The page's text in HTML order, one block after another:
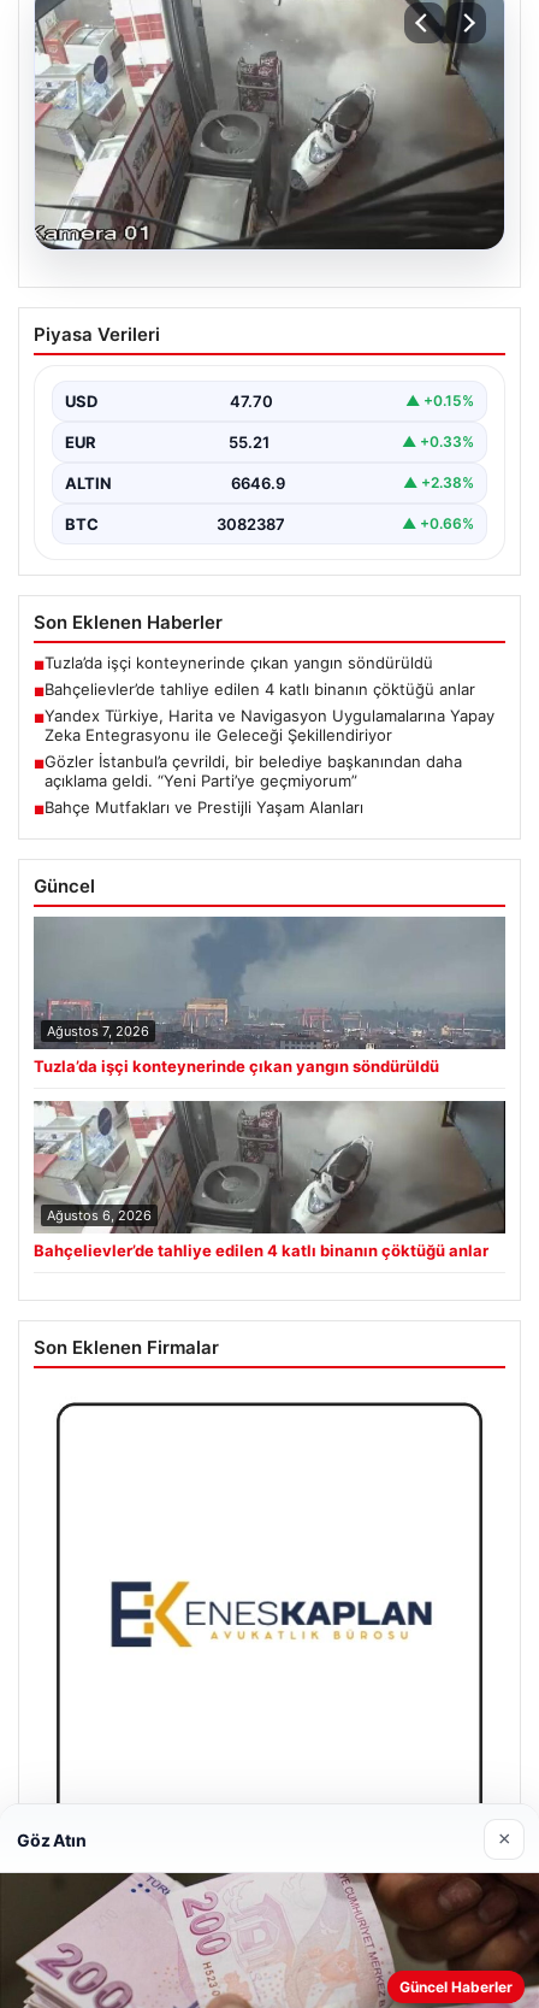
Bahçelievler’de tahliye edilen 4 katlı
binanın çöktüğü anlar
Detayları ve Güvenlik Önlemleri”, “content”: “
İstanbul’un…
Piyasa Verileri
USD 47.70 ▲ +0.15%
EUR 55.21 ▲ +0.33%
ALTIN 6646.9 ▲ +2.38%
BTC 3082387 ▲ +0.66%
Son Eklenen Haberler
■Tuzla’da işçi konteynerinde çıkan yangın söndürüldü
■Bahçelievler’de tahliye edilen 4 katlı binanın çöktüğü anlar
■Yandex Türkiye, Harita ve Navigasyon Uygulamalarına Yapay
Zeka Entegrasyonu ile Geleceği Şekillendiriyor
■Gözler İstanbul’a çevrildi, bir belediye başkanından daha
açıklama geldi. “Yeni Parti’ye geçmiyorum”
■Bahçe Mutfakları ve Prestijli Yaşam Alanları
Güncel
Ağustos 7, 2026
Tuzla’da işçi konteynerinde çıkan yangın söndürüldü
Ağustos 6, 2026
Bahçelievler’de tahliye edilen 4 katlı binanın çöktüğü anlar
Son Eklenen Firmalar
Enes Kaplan Avukatlık Bürosu
Nisan 28, 2026
Web sitemizi nasıl kullandığınızı daha iyi anlayabilmek,
Göz Atın ×
Güncel Haberler